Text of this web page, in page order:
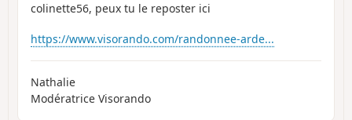
colinette56, peux tu le reposter ici
https://www.visorando.com/randonnee-arde...
Nathalie
Modératrice Visorando